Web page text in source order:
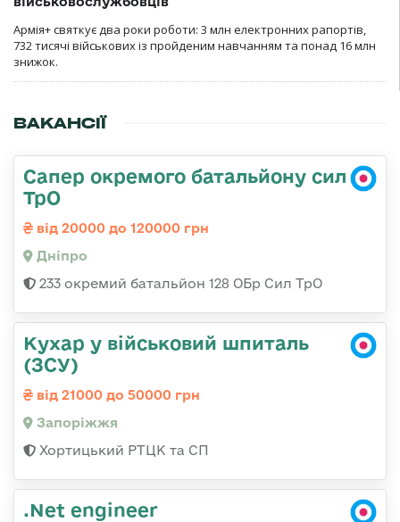
Армія+ святкує два роки роботи: 3 млн електронних рапортів,
732 тисячі військових із пройденим навчанням та понад 16 млн
знижок.
ВАКАНСІЇ
Сапер окремого батальйону сил
ТрО
від 20000 до 120000 грн
Дніпро
233 окремий батальйон 128 ОБр Сил ТрО
Кухар у військовий шпиталь
(ЗСУ)
від 21000 до 50000 грн
Запоріжжя
Хортицький РТЦК та СП
.Net engineer